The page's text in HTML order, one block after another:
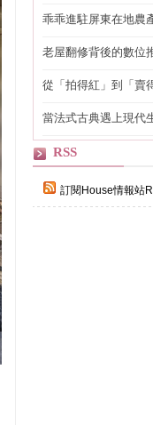
乖乖進駐屏東在地農
老屋翻修背後的數位
從「拍得紅」到「賣
當法式古典遇上現代
RSS
訂閱House情報站